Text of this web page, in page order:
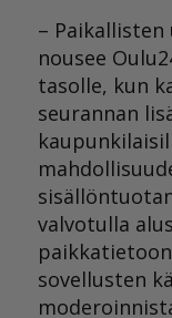
–
nousee
tasolle, kun
seurannan
valvotulla
sovellusten